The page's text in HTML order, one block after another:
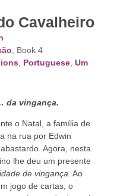
Cavalheiro
, Book 4
Portuguese, Um
da vingança.
o Natal, a família de
na rua por Edwin
Agora, nesta
lhe deu um presente
de vingança . Ao
jogo de cartas, o